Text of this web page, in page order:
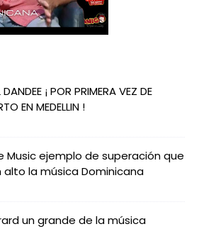
¡ POR PRIMERA VEZ DE
EN MEDELLIN !
Music ejemplo de superación que
alto la música Dominicana
un grande de la música